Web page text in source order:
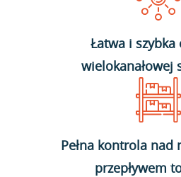
Łatwa i szybka
wielokanałowej
Pełna kontrola nad
przepływem